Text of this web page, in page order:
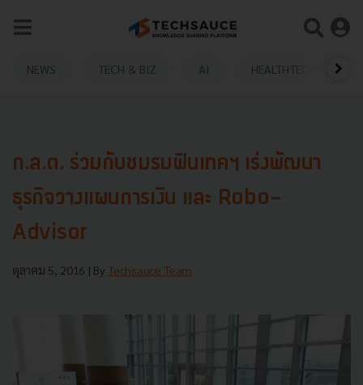
NEWS TECH & BIZ AI HEALTHTECH
ก.ล.ต. ร่วมกับชมรมฟินเทคฯ เร่งพัฒนา
ธุรกิจวางแผนการเงิน และ Robo-
Advisor
ตุลาคม 5, 2016 | By Techsauce Team